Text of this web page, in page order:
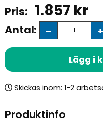
1.857 kr
Antal: +
-
Lägg i
Skickas inom:
Produktinfo